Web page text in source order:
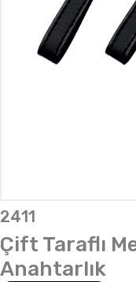
2411
Çift Taraflı
Anahtarlık